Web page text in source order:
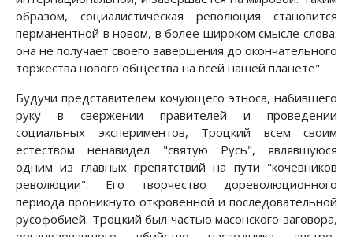
образом, социалистическая революция становится
перманентной в новом, в более широком смысле слова:
она не получает своего завершения до окончательного
торжества нового общества на всей нашей планете".
Будучи представителем кочующего этноса, набившего
руку в свержении правителей и проведении
социальных экспериментов, Троцкий всем своим
естеством ненавидел "святую Русь", являвшуюся
одним из главных препятствий на пути "кочевников
революции". Его творчество дореволюционного
периода проникнуто откровенной и последовательной
русофобией. Троцкий был частью масонского заговора,